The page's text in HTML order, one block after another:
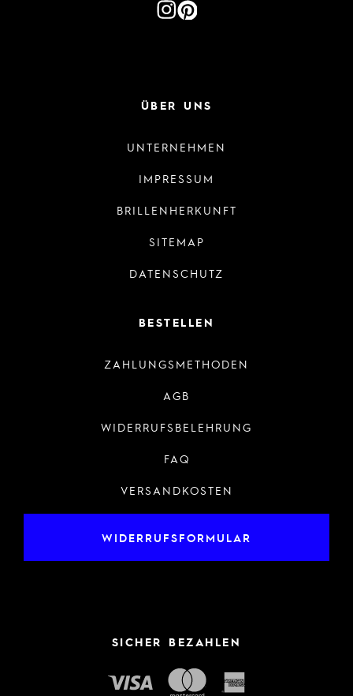
ÜBER UNS
UNTERNEHMEN
IMPRESSUM
BRILLENHERKUNFT
SITEMAP
DATENSCHUTZ
BESTELLEN
ZAHLUNGSMETHODEN
AGB
WIDERRUFSBELEHRUNG
FAQ
VERSANDKOSTEN
WIDERRUFSFORMULAR
SICHER BEZAHLEN